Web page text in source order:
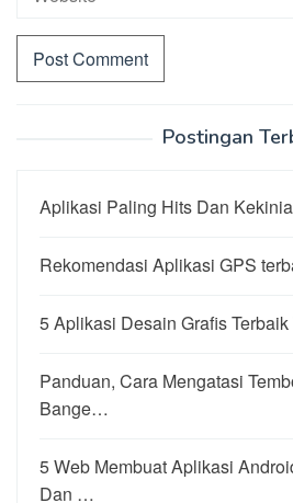
Postingan
Aplikasi Paling Hits Dan
Rekomendasi Aplikasi GPS
5 Aplikasi Desain Grafis
Panduan, Cara Mengatasi
Bange…
5 Web Membuat Aplikasi
Dan …